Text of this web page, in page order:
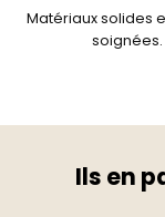
Matériaux solides
soignées.
Ils en